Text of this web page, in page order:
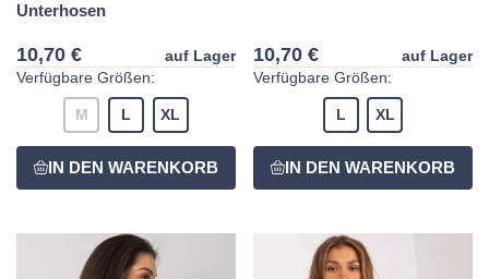
Unterhosen
10,70 €
auf Lager
Verfügbare Größen:
M L XL
10,70 €
auf Lager
Verfügbare Größen:
L XL